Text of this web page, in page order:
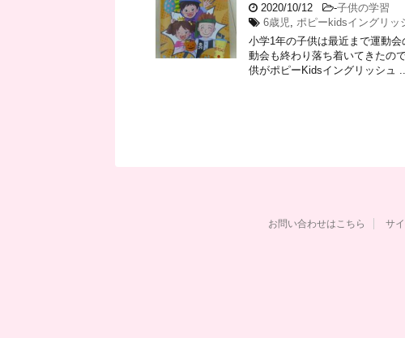
2020/10/12 -子供の学習
6歳児
ポピーkidsイングリッ
小学1年の子供は最近まで運動
動会も終わり落ち着いてきたの
供がポピーKidsイングリッシュ ...
お問い合わせはこちら サ